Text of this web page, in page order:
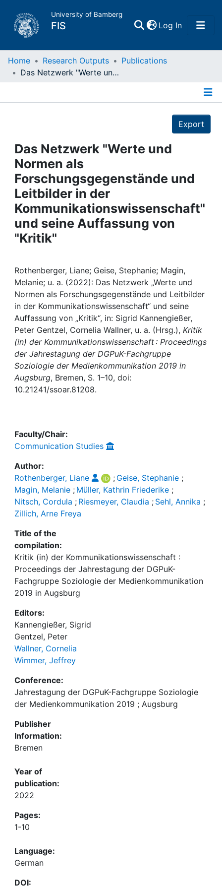
University of Bamberg
FIS Log In(current)
Home
Projects
People
Institutions
Awards
Help
Home Research Outputs
Publications
Das Netzwerk "Werte und Normen als Forschungsgegenstände und Leitbilder in der Kommunikationswissenschaft" und seine Auffassung von "Kritik"
Export
Das Netzwerk "Werte und
Normen als
Forschungsgegenstände und
Leitbilder in der
Kommunikationswissenschaft"
und seine Auffassung von
"Kritik"
Rothenberger, Liane; Geise, Stephanie; Magin,
Melanie; u. a. (2022): Das Netzwerk „Werte und
Normen als Forschungsgegenstände und Leitbilder
in der Kommunikationswissenschaft“ und seine
Auffassung von „Kritik“, in: Sigrid Kannengießer,
Peter Gentzel, Cornelia Wallner, u. a. (Hrsg.), Kritik
(in) der Kommunikationswissenschaft : Proceedings
der Jahrestagung der DGPuK-Fachgruppe
Soziologie der Medienkommunikation 2019 in
Augsburg, Bremen, S. 1–10, doi:
10.21241/ssoar.81208.
Faculty/Chair:
Communication Studies
Author:
Rothenberger, Liane
; Geise, Stephanie;
Magin, Melanie ; Müller, Kathrin Friederike ;
Nitsch, Cordula ; Riesmeyer, Claudia ; Sehl, Annika ;
Zillich, Arne Freya
Title of the
compilation:
Kritik (in) der Kommunikationswissenschaft :
Proceedings der Jahrestagung der DGPuK-
Fachgruppe Soziologie der Medienkommunikation
2019 in Augsburg
Editors:
Kannengießer, Sigrid
Gentzel, Peter
Wallner, Cornelia
Wimmer, Jeffrey
Conference:
Jahrestagung der DGPuK-Fachgruppe Soziologie
der Medienkommunikation 2019 ; Augsburg
Publisher
Information:
Bremen
Year of
publication:
2022
Pages:
1-10
Language:
German
DOI: